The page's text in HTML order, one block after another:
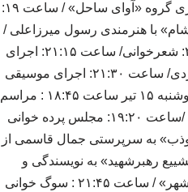
خوانی هنرمندان موسیقی ایران * یکشنبه ۱۴ تیر ساعت ۱۸:۴۵: مراسم سنج و دمام نوازی گروه «آوای ساحل» / ساعت ۱۹:
به خرابه شام» با هنرمندی رسول میرزاعلی /
ساعت ۲۰: مجلس تعزیه «شهادت حر» به سرپرستی احمد عزیزی از تهران / ساعت ۲۱: شعرخوانی/ ساعت ۲۱:۱۵: اجرای
نمایش «قائد – ویژه مراسم تشییع رهبر شهید» به نویسندگی و کارگردانی پژمان شاهوردی/ ساعت ۲۱:۳۰: اجرای موسیقی
نواحی «عزاداری ارسباران» / ساعت ۲۱:۴۵ : سوگ خوانی هنرمندان موسیقی ایران. * دوشنبه ۱۵ تیر ساعت ۱۸:۴۵ : مراسم
سنج و دمام نوازی گروه «آوای ساحل» / ساعت ۱۹ : اجرای گروه سرود «نوای ظهور» /ساعت ۱۹:۲۰: مجلس پرده خوانی
۲۰ : مجلس تعزیه «عابس و شوذب» به سرپرستی جمال قاسمی از
– ویژه مراسم تشییع رهبرشهید» به نویسندگی و
کارگردانی پژمان شاهوردی / ساعت ۲۱:۳۰: اجرای موسیقی نواحی «شروه خوانی – بوشهر» / ساعت ۲۱:۴۵ : سوگ خوانی